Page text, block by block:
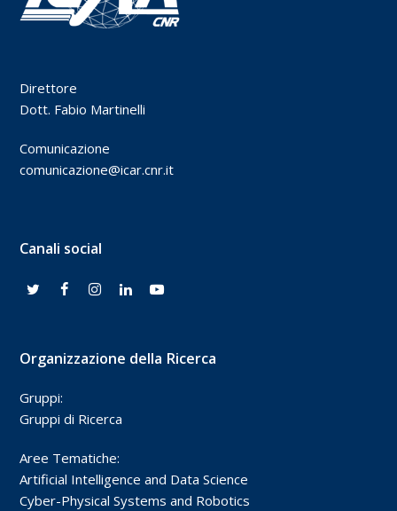
Direttore
Dott. Fabio Martinelli
Comunicazione
comunicazione@icar.cnr.it
Canali social
Organizzazione della Ricerca
Gruppi:
Gruppi di Ricerca
Aree Tematiche:
Artificial Intelligence and Data Science
Cyber-Physical Systems and Robotics